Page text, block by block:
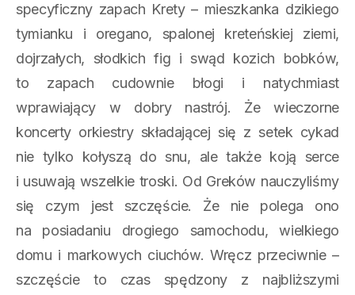
specyficzny zapach Krety – mieszkanka dzikiego
tymianku i oregano, spalonej kreteńskiej ziemi,
dojrzałych, słodkich fig i swąd kozich bobków,
to zapach cudownie błogi i natychmiast
wprawiający w dobry nastrój. Że wieczorne
koncerty orkiestry składającej się z setek cykad
nie tylko kołyszą do snu, ale także koją serce
i usuwają wszelkie troski. Od Greków nauczyliśmy
się czym jest szczęście. Że nie polega ono
na posiadaniu drogiego samochodu, wielkiego
domu i markowych ciuchów. Wręcz przeciwnie –
szczęście to czas spędzony z najbliższymi